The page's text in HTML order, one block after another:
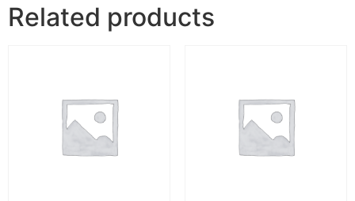
Related products